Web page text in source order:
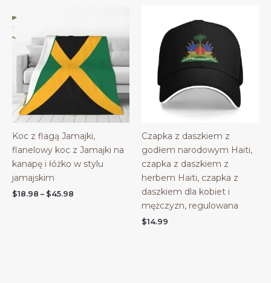
Koc z flagą Jamajki,
flanelowy koc z Jamajki na
kanapę i łóżko w stylu
jamajskim
$18.98 – $45.98
Czapka z daszkiem z
godłem narodowym Haiti,
czapka z daszkiem z
herbem Haiti, czapka z
daszkiem dla kobiet i
mężczyzn, regulowana
$14.99